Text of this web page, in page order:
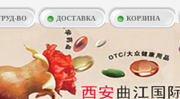
ВО ДОСТАВКА КОРЗИНА